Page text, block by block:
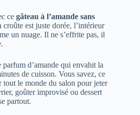
ce gâteau à l’amande sans
croûte est juste dorée, l’intérieur
un nuage. Il ne s’effrite pas, il
parfum d’amande qui envahit la
de cuisson. Vous savez, ce
tout le monde du salon pour jeter
goûter improvisé ou dessert
partout.